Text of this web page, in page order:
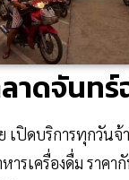
าดจันทร์
เปิดบริการทุกวันจ้
ารเครื่องดื่ม ราคา